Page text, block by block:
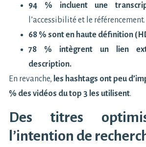
94 % incluent une
l’accessibilité et le référencement.
68 % sont en haute définition
78 % intègrent un lien
description.
En revanche, les hashtags ont peu
% des vidéos du top 3 les utilisent.
Des titres
l’intention de